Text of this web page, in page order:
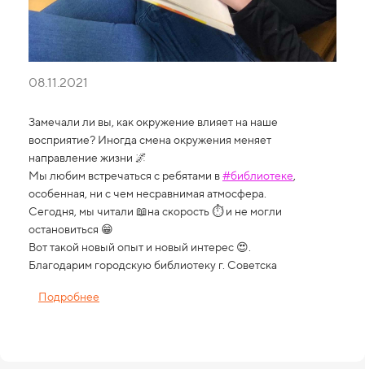
08.11.2021
Замечали ли вы, как окружение влияет на наше
восприятие? Иногда смена окружения меняет
направление жизни 🌌
Мы любим встречаться с ребятами в#библиотеке
особенная, ни с чем несравнимая атмосфера.
Сегодня, мы читали 📖на скорость ⏱ и не могли
остановиться 😁
Вот такой новый опыт и новый интерес 😍.
Благодарим городскую библиотеку г. Советска
Подробнее